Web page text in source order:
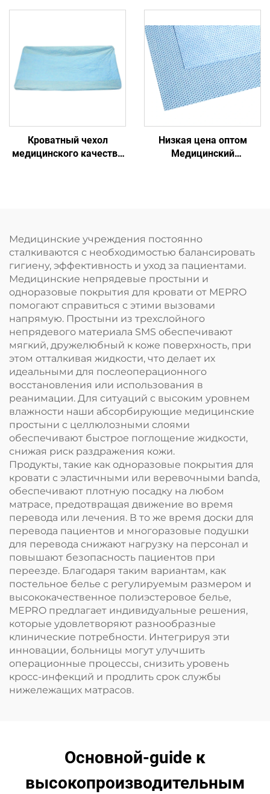
265г(85гПП+23гПЭ+125гСАП+30гПП)4
Кроватный чехол
медицинского качества
Низкая цена оптом
Медицинский
Медицинские учреждения постоянно
сталкиваются с необходимостью балансировать
гигиену, эффективность и уход за пациентами.
Медицинские непрядевые простыни и
одноразовые покрытия для кровати от MEPRO
помогают справиться с этими вызовами
напрямую. Простыни из трехслойного
непрядевого материала SMS обеспечивают
мягкий, дружелюбный к коже поверхность, при
этом отталкивая жидкости, что делает их
идеальными для послеоперационного
восстановления или использования в
реанимации. Для ситуаций с высоким уровнем
влажности наши абсорбирующие медицинские
простыни с целлюлозными слоями
обеспечивают быстрое поглощение жидкости,
снижая риск раздражения кожи.
Продукты, такие как одноразовые покрытия для
кровати с эластичными или веревочными banda,
обеспечивают плотную посадку на любом
матрасе, предотвращая движение во время
перевода или лечения. В то же время доски для
перевода пациентов и многоразовые подушки
для перевода снижают нагрузку на персонал и
повышают безопасность пациентов при
переезде. Благодаря таким вариантам, как
постельное белье с регулируемым размером и
высококачественное полиэстеровое белье,
MEPRO предлагает индивидуальные решения,
которые удовлетворяют разнообразные
клинические потребности. Интегрируя эти
инновации, больницы могут улучшить
операционные процессы, снизить уровень
кросс-инфекций и продлить срок службы
нижележащих матрасов.
Основной-guide к
высокопроизводительным